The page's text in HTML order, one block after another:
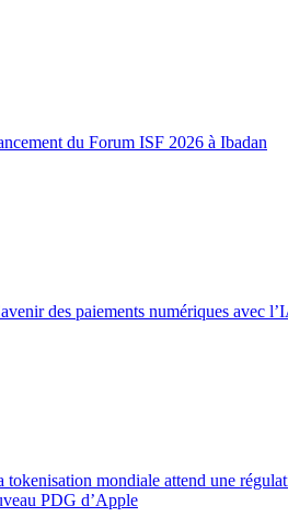
du Forum ISF 2026 à Ibadan
des paiements numériques avec
tokenisation mondiale attend une
PDG d’Apple